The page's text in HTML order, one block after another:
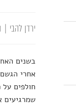
ירדן להבי
בשנים
אחרי
חולפים על
שמרגיעים